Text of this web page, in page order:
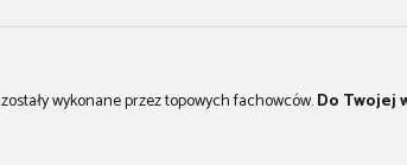
wykonane przez topowych fachowców.Do Twojej